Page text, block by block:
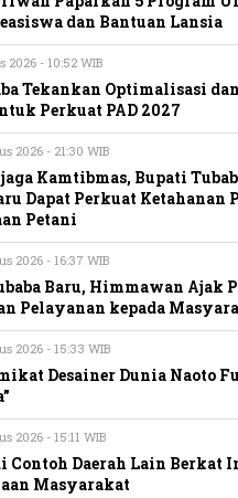
dan Bantuan Lansia
2026 - 10:52 WIB
Tekankan Optimalisasi
Perkuat PAD 2027
2026 - 21:30 WIB
Kamtibmas, Bupati
Dapat Perkuat Ketahanan
Petani
2026 - 16:37 WIB
Baru, Himmawan Ajak
Pelayanan kepada
2026 - 15:33 WIB
Desainer Dunia Naoto
2026 - 15:11 WIB
Contoh Daerah Lain Berkat
Masyarakat